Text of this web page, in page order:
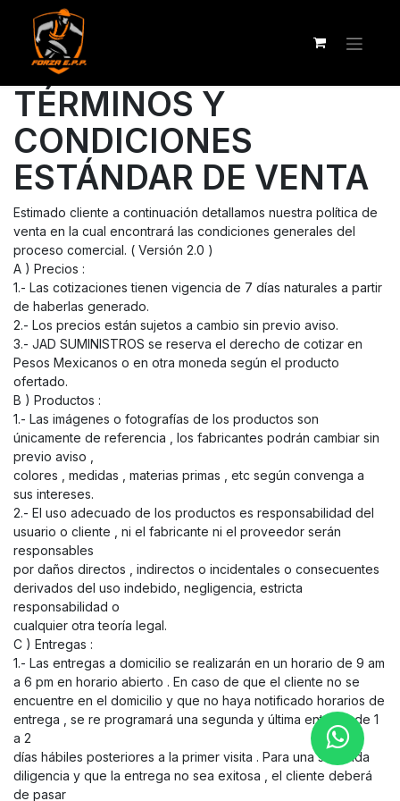
TÉRMINOS Y
CONDICIONES
ESTÁNDAR DE VENTA
Estimado cliente a continuación detallamos nuestra política de
venta en la cual encontrará las condiciones generales del
proceso comercial. ( Versión 2.0 )
A ) Precios :
1.- Las cotizaciones tienen vigencia de 7 días naturales a partir
de haberlas generado.
2.- Los precios están sujetos a cambio sin previo aviso.
3.- JAD SUMINISTROS se reserva el derecho de cotizar en
Pesos Mexicanos o en otra moneda según el producto
ofertado.
B ) Productos :
1.- Las imágenes o fotografías de los productos son
únicamente de referencia , los fabricantes podrán cambiar sin
previo aviso ,
colores , medidas , materias primas , etc según convenga a
sus intereses.
2.- El uso adecuado de los productos es responsabilidad del
usuario o cliente , ni el fabricante ni el proveedor serán
responsables
por daños directos , indirectos o incidentales o consecuentes
derivados del uso indebido, negligencia, estricta
responsabilidad o
cualquier otra teoría legal.
C ) Entregas :
1.- Las entregas a domicilio se realizarán en un horario de 9 am
a 6 pm en horario abierto . En caso de que el cliente no se
encuentre en el domicilio y que no haya notificado horarios de
entrega , se re programará una segunda y última entrega de 1
a 2
días hábiles posteriores a la primer visita . Para una segunda
diligencia y que la entrega no sea exitosa , el cliente deberá
de pasar